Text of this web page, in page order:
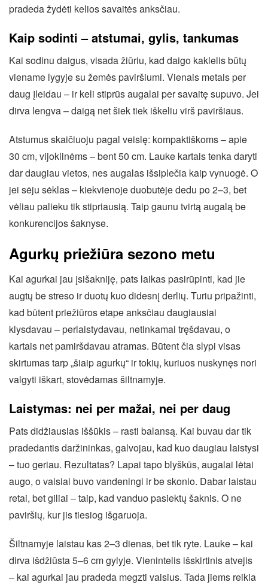
pradeda žydėti kelios savaitės anksčiau.
Kaip sodinti – atstumai, gylis, tankumas
Kai sodinu daigus, visada žiūriu, kad daigo kaklelis būtų
viename lygyje su žemės paviršiumi. Vienais metais per
daug įleidau – ir keli stiprūs augalai per savaitę supuvo. Jei
dirva lengva – daigą net šiek tiek iškeliu virš paviršiaus.
Atstumus skaičiuoju pagal veislę: kompaktiškoms – apie
30 cm, vijoklinėms – bent 50 cm. Lauke kartais tenka daryti
dar daugiau vietos, nes augalas išsiplečia kaip vynuogė. O
jei sėju sėklas – kiekvienoje duobutėje dedu po 2–3, bet
vėliau palieku tik stipriausią. Taip gaunu tvirtą augalą be
konkurencijos šaknyse.
Agurkų priežiūra sezono metu
Kai agurkai jau įsišakniję, pats laikas pasirūpinti, kad jie
augtų be streso ir duotų kuo didesnį derlių. Turiu pripažinti,
kad būtent priežiūros etape anksčiau daugiausiai
klysdavau – perlaistydavau, netinkamai tręšdavau, o
kartais net pamiršdavau atramas. Būtent čia slypi visas
skirtumas tarp „šiaip agurkų“ ir tokių, kuriuos nuskynęs nori
valgyti iškart, stovėdamas šiltnamyje.
Laistymas: nei per mažai, nei per daug
Pats didžiausias iššūkis – rasti balansą. Kai buvau dar tik
pradedantis daržininkas, galvojau, kad kuo daugiau laistysi
– tuo geriau. Rezultatas? Lapai tapo blyškūs, augalai lėtai
augo, o vaisiai buvo vandeningi ir be skonio. Dabar laistau
retai, bet giliai – taip, kad vanduo pasiektų šaknis. O ne
paviršių, kur jis tiesiog išgaruoja.
Šiltnamyje laistau kas 2–3 dienas, bet tik ryte. Lauke – kai
dirva išdžiūsta 5–6 cm gylyje. Vienintelis išskirtinis atvejis
– kai agurkai jau pradeda megzti vaisius. Tada jiems reikia